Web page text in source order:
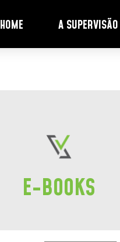
HOME A SUPERVISÃO
E-BOOKS